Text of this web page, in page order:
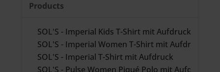
Products
SOL'S - Imperial Kids T-Shirt mit Aufdruck
SOL'S - Imperial Women T-Shirt mit Aufdruck
SOL'S - Imperial T-Shirt mit Aufdruck
SOL'S - Pulse Women Piqué Polo mit Aufdruck